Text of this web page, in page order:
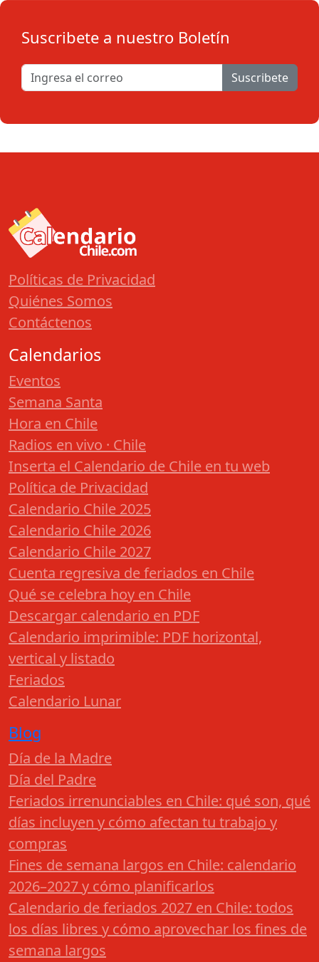
Suscribete a nuestro Boletín
Suscribete
Políticas de Privacidad
Quiénes Somos
Contáctenos
Calendarios
Eventos
Semana Santa
Hora en Chile
Radios en vivo · Chile
Inserta el Calendario de Chile en tu web
Política de Privacidad
Calendario Chile 2025
Calendario Chile 2026
Calendario Chile 2027
Cuenta regresiva de feriados en Chile
Qué se celebra hoy en Chile
Descargar calendario en PDF
Calendario imprimible: PDF horizontal,
vertical y listado
Feriados
Calendario Lunar
Blog
Día de la Madre
Día del Padre
Feriados irrenunciables en Chile: qué son, qué
días incluyen y cómo afectan tu trabajo y
compras
Fines de semana largos en Chile: calendario
2026–2027 y cómo planificarlos
Calendario de feriados 2027 en Chile: todos
los días libres y cómo aprovechar los fines de
semana largos